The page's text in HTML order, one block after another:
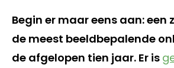
Begin er maar eens aan:
de meest beeldbepalende
de afgelopen tien jaar. Er is